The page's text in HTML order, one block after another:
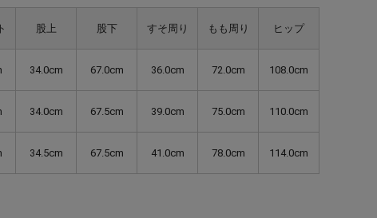
股上 股下 すそ周り もも周り ヒップ
34.0cm 67.0cm 36.0cm 72.0cm 108.0cm
34.0cm 67.5cm 39.0cm 75.0cm 110.0cm
34.5cm 67.5cm 41.0cm 78.0cm 114.0cm